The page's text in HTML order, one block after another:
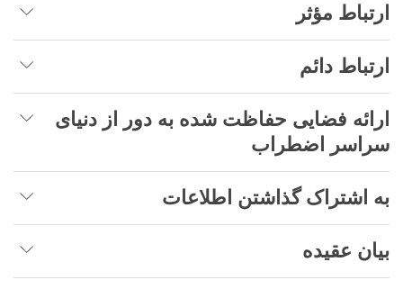
ارتباط مؤثر
ارتباط دائم
ارائه فضایی حفاظت شده به دور از دنیای
سراسر اضطراب
به اشتراک گذاشتن اطلاعات
بیان عقیده